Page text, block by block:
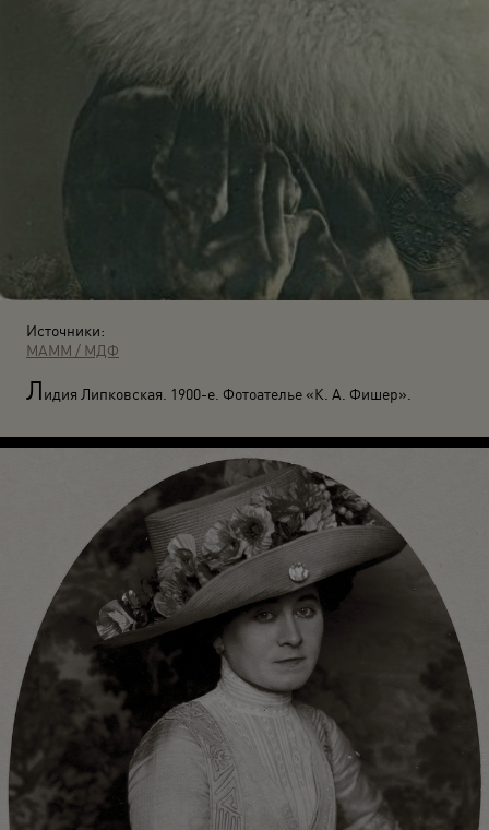
Источники:
МАММ / МДФ
Лидия Липковская. 1900-е. Фотоателье «К. А. Фишер».